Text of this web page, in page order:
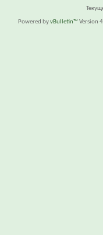
Powered byvBulletin™ Version